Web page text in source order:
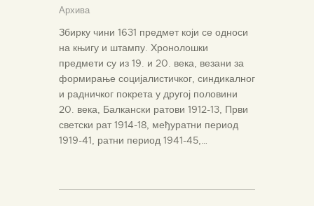
Архива
Збирку чини 1631 предмет који се односи
на књигу и штампу. Хронолошки
предмети су из 19. и 20. века, везани за
формирање социјалистичког, синдикалног
и радничког покрета у другој половини
20. века, Балкански ратови 1912-13, Први
светски рат 1914-18, међуратни период
1919-41, ратни период 1941-45,…